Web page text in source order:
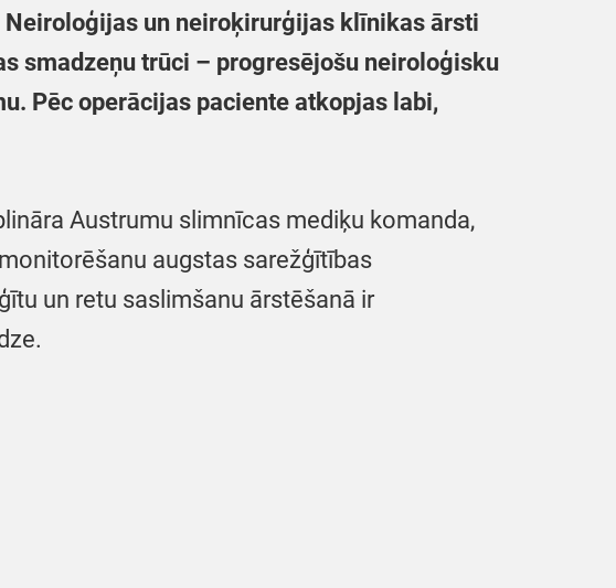
un neiroķirurģijas klīnikas ārsti
smadzeņu trūci – progresējošu neiroloģisku
Pēc operācijas paciente atkopjas labi,
Austrumu slimnīcas mediķu komanda,
augstas sarežģītības
un retu saslimšanu ārstēšanā ir